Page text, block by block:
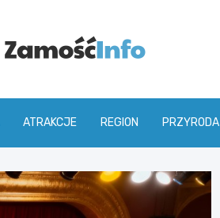
ATRAKCJE REGION PRZYRODA